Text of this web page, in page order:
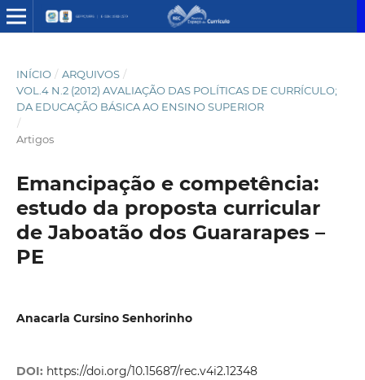
INÍCIO / ARQUIVOS /
VOL.4 N.2 (2012) AVALIAÇÃO DAS POLÍTICAS DE CURRÍCULO;
DA EDUCAÇÃO BÁSICA AO ENSINO SUPERIOR
/
Artigos
Emancipação e competência:
estudo da proposta curricular
de Jaboatão dos Guararapes –
PE
Anacarla Cursino Senhorinho
DOI: https://doi.org/10.15687/rec.v4i2.12348